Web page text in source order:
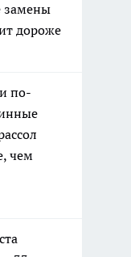
замены
дороже
по-
чем